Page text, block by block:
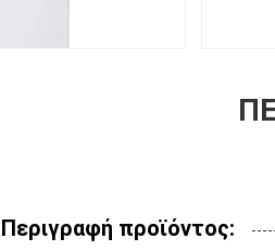
Περιγραφή προϊόντος: